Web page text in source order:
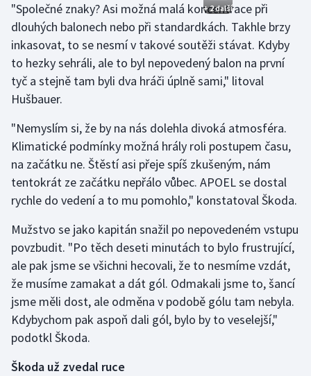
Short track
Sportovní střelba
Stolní tenis
Veslování
Vodní slalom
Volejbal
Ostatní
+ 2 další
"Společné znaky? Asi možná malá koncentrace při
dlouhých balonech nebo při standardkách. Takhle brzy
inkasovat, to se nesmí v takové soutěži stávat. Kdyby
to hezky sehráli, ale to byl nepovedený balon na první
tyč a stejně tam byli dva hráči úplně sami," litoval
Hušbauer.
"Nemyslím si, že by na nás dolehla divoká atmosféra.
Klimatické podmínky možná hrály roli postupem času,
na začátku ne. Štěstí asi přeje spíš zkušeným, nám
tentokrát ze začátku nepřálo vůbec. APOEL se dostal
rychle do vedení a to mu pomohlo," konstatoval Škoda.
Mužstvo se jako kapitán snažil po nepovedeném vstupu
povzbudit. "Po těch deseti minutách to bylo frustrující,
ale pak jsme se všichni hecovali, že to nesmíme vzdát,
že musíme zamakat a dát gól. Odmakali jsme to, šancí
jsme měli dost, ale odměna v podobě gólu tam nebyla.
Kdybychom pak aspoň dali gól, bylo by to veselejší,"
podotkl Škoda.
Škoda už zvedal ruce